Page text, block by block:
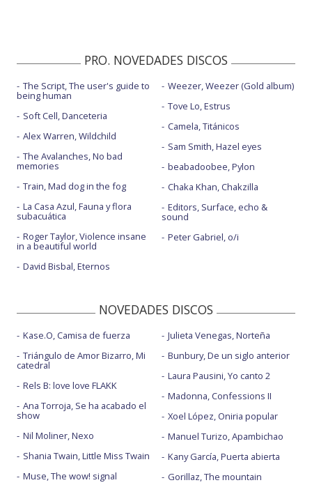
PRO. NOVEDADES DISCOS
The Script, The user's guide to
being human
Soft Cell, Danceteria
Alex Warren, Wildchild
The Avalanches, No bad
memories
Train, Mad dog in the fog
La Casa Azul, Fauna y flora
subacuática
Roger Taylor, Violence insane
in a beautiful world
David Bisbal, Eternos
Weezer, Weezer (Gold album)
Tove Lo, Estrus
Camela, Titánicos
Sam Smith, Hazel eyes
beabadoobee, Pylon
Chaka Khan, Chakzilla
Editors, Surface, echo &
sound
Peter Gabriel, o/i
NOVEDADES DISCOS
Kase.O, Camisa de fuerza
Triángulo de Amor Bizarro, Mi
catedral
Rels B: love love FLAKK
Ana Torroja, Se ha acabado el
show
Nil Moliner, Nexo
Shania Twain, Little Miss Twain
Muse, The wow! signal
Julieta Venegas, Norteña
Bunbury, De un siglo anterior
Laura Pausini, Yo canto 2
Madonna, Confessions II
Xoel López, Oniria popular
Manuel Turizo, Apambichao
Kany García, Puerta abierta
Gorillaz, The mountain